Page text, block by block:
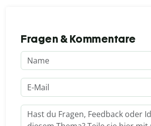
Fragen & Kommentare